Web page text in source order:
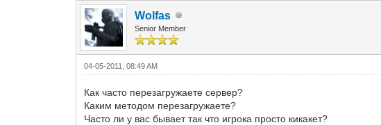
Wolfas
Senior Member
04-05-2011, 08:49 AM
Как часто перезагружаете сервер?
Каким методом перезагружаете?
Часто ли у вас бывает так что игрока просто кикакет?